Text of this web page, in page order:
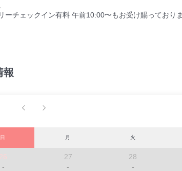
ーチェックイン有料 午前10:00〜もお受け賜っており
報
日 月 火
26
-
27
-
28
-